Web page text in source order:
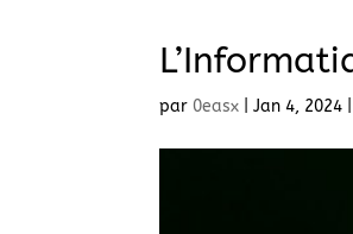
par 0easx |Jan 4, 2024